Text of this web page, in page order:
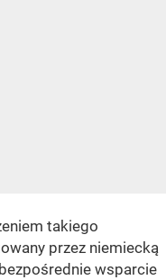
takiego
przez niemiecką
wsparcie